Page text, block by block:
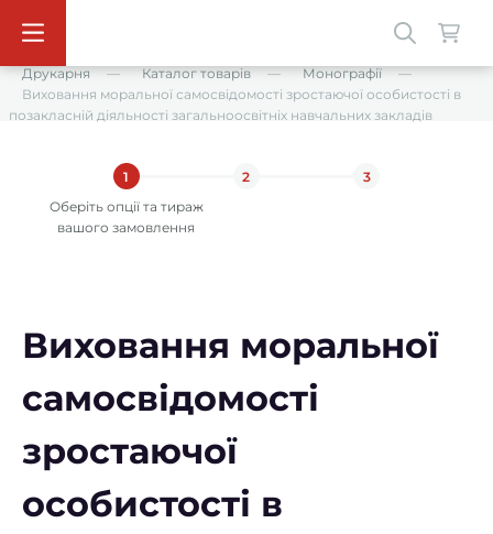
Друкарня Каталог товарів
Монографії
Виховання моральної самосвідомості зростаючої особистості в
позакласній діяльності загальноосвітніх навчальних закладів
1
Оберіть опції та тираж
вашого замовлення
2 3
Виховання моральної
самосвідомості
зростаючої
особистості в